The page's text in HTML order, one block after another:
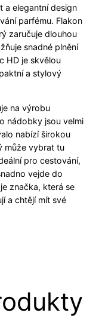
a elegantní design
parfému. Flakon
zaručuje dlouhou
snadné plnění
HD je skvělou
a stylový
na výrobu
nádobky jsou velmi
nabízí širokou
může vybrat tu
pro cestování,
vejde do
značka, která se
a chtějí mít své